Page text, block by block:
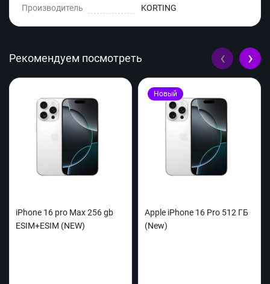
Производитель KORTING
Рекомендуем посмотреть
iPhone 16 pro Max 256 gb
ESIM+ESIM (NEW)
Новый
Apple iPhone 16 Pro 512 ГБ
(New)
‹ ›